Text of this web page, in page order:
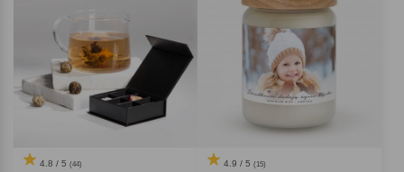
4.8 / 5 (44) 4.9 / 5 (15)